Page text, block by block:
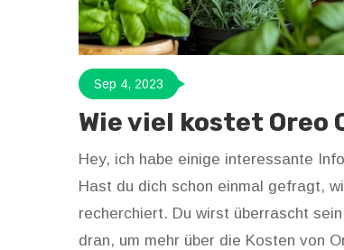
Sep 4, 2023
Wie viel kostet Oreo
Hey, ich habe einige interessante
Hast du dich schon einmal gefragt,
recherchiert. Du wirst überrascht
dran, um mehr über die Kosten von